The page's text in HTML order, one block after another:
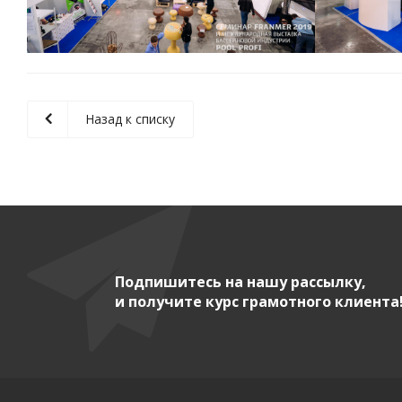
Назад к списку
Подпишитесь на нашу рассылку,
и получите курс грамотного